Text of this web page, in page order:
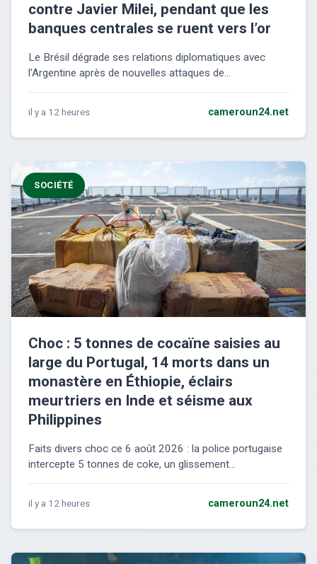
contre Javier Milei, pendant que les
banques centrales se ruent vers l’or
Le Brésil dégrade ses relations diplomatiques avec
l'Argentine après de nouvelles attaques de...
il y a 12 heures cameroun24.net
SOCIÉTÉ
Choc : 5 tonnes de cocaïne saisies au
large du Portugal, 14 morts dans un
monastère en Éthiopie, éclairs
meurtriers en Inde et séisme aux
Philippines
Faits divers choc ce 6 août 2026 : la police portugaise
intercepte 5 tonnes de coke, un glissement...
il y a 12 heures cameroun24.net